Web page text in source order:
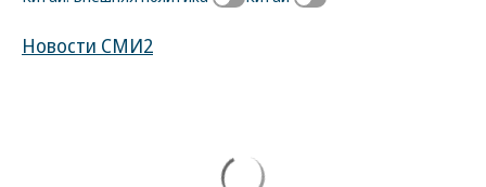
Новости СМИ2